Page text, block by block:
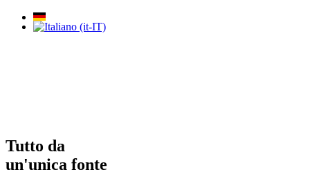
Tutto da
un'unica fonte